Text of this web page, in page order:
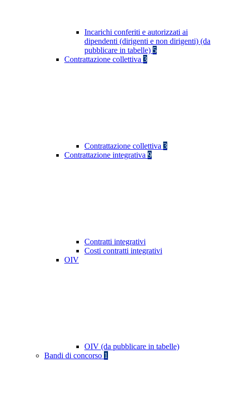
Incarichi conferiti e autorizzati ai
dipendenti (dirigenti e non dirigenti) (da
pubblicare in tabelle) 5
Contrattazione collettiva 3
Contrattazione collettiva 3
Contrattazione integrativa 9
Contratti integrativi
Costi contratti integrativi
OIV
OIV (da pubblicare in tabelle)
Bandi di concorso 1